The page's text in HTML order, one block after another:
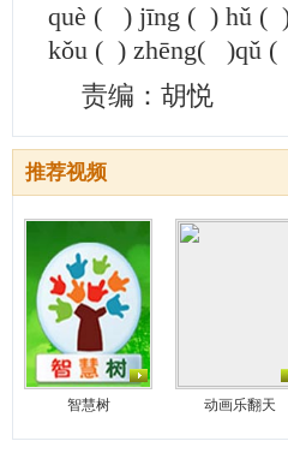
què ( ) jīng ( ) hǔ (
kǒu ( ) zhēng( )qǔ
责编：胡悦
推荐视频
智慧树 动画乐翻天